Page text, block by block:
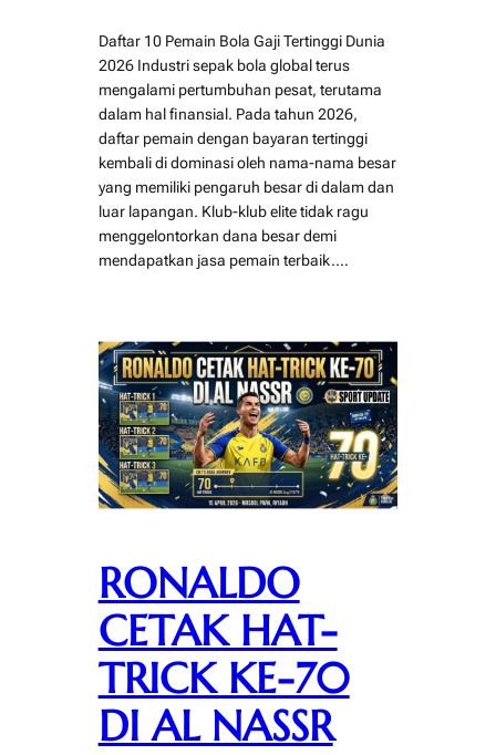
Daftar 10 Pemain Bola Gaji Tertinggi Dunia
2026 Industri sepak bola global terus
mengalami pertumbuhan pesat, terutama
dalam hal finansial. Pada tahun 2026,
daftar pemain dengan bayaran tertinggi
kembali di dominasi oleh nama-nama besar
yang memiliki pengaruh besar di dalam dan
luar lapangan. Klub-klub elite tidak ragu
menggelontorkan dana besar demi
mendapatkan jasa pemain terbaik.…
RONALDO
CETAK HAT-
TRICK KE-70
DI AL NASSR